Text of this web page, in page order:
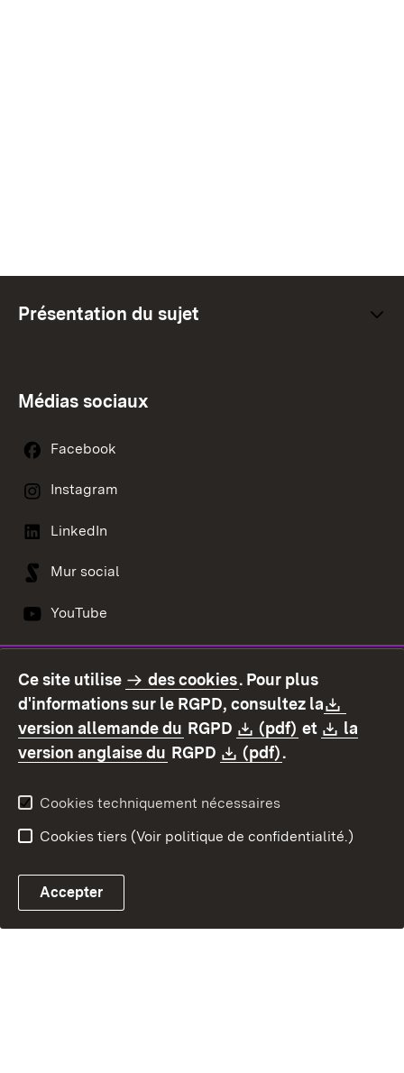
Présentation du sujet
Médias sociaux
Facebook
Instagram
LinkedIn
Mur social
YouTube
Contact
Protection des données
Déclaration d'accessibilité Mentions légales
Ce site utilise des cookies. Pour plus
d'informations sur le RGPD, consultez la
version allemande du (S’ouvre dans un nouvel
RGPD Download:
(pdf) (S’ouvre
et
la
version anglaise du (S’ouvre dans un nouvel
RGPD Download:
(pdf).
Cookies techniquement nécessaires
Cookies tiers (Voir politique de confidentialité.)
Accepter